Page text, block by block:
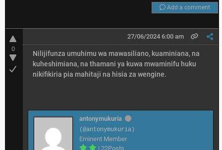
Add a comment
0
27/06/2024 6:00 am
Nilijifunza umuhimu wa mawasiliano, kuaminiana, na
kuheshimiana, na thamani ya kuwa mwaminifu huku
nikifikiria pia mahitaji na hisia za wengine.
antonymukuria
(@antonymukuria)
Eminent Member
| 22Posts